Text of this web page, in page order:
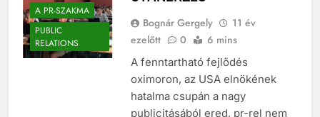
A PR-SZAKMA
PUBLIC
RELATIONS
Bognár Gergely
11 év
A fenntartható fejlődés
oximoron, az USA elnökének
hatalma csupán a nagy